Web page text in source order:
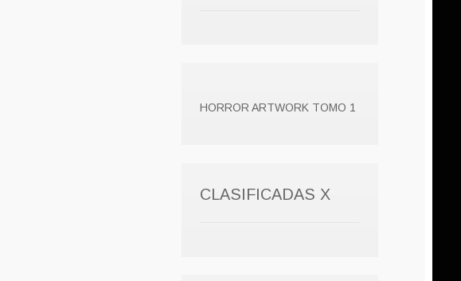
HORROR ARTWORK TOMO 1
CLASIFICADAS X